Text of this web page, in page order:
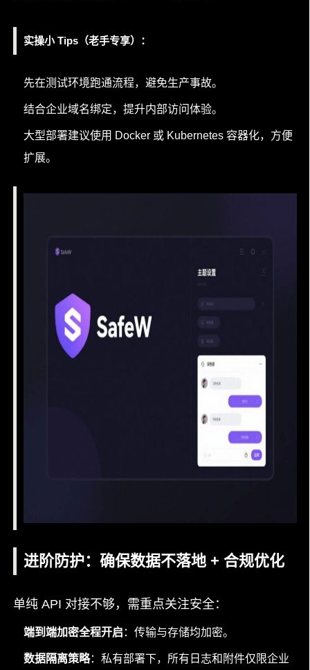
实操小 Tips（老手专享） ：
先在测试环境跑通流程，避免生产事故。
结合企业域名绑定，提升内部访问体验。
大型部署建议使用 Docker 或 Kubernetes 容器化，方便
扩展。
进阶防护：确保数据不落地 + 合规优化
单纯 API 对接不够，需重点关注安全：
端到端加密全程开启 ：传输与存储均加密。
数据隔离策略：私有部署下，所有日志和附件仅限企业